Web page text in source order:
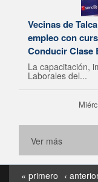
Vecinas de
empleo con
Conducir Clase
La capacitación,
Laborales del...
Ver más
« primero ‹